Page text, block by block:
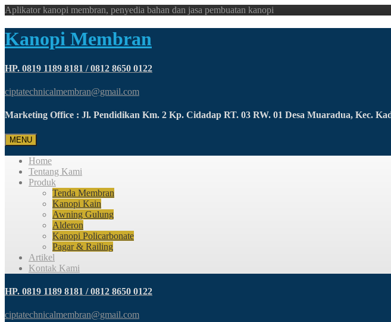
Aplikator kanopi membran, penyedia bahan dan jasa pembuatan kanopi
Kanopi Membran
HP. 0819 1189 8181 / 0812 8650 0122
ciptatechnicalmembran@gmail.com
Marketing Office : Jl. Pendidikan Km. 2 Kp. Cidadap RT. 03 RW. 01 Desa Muaradua, Kec.
MENU
Home
Tentang Kami
Produk
Tenda Membran
Kanopi Kain
Awning Gulung
Alderon
Kanopi Policarbonate
Pagar & Railing
Artikel
Kontak Kami
HP. 0819 1189 8181 / 0812 8650 0122
ciptatechnicalmembran@gmail.com